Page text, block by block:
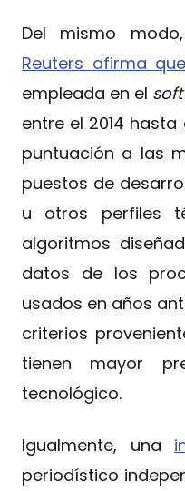
Del mismo modo,
Reuters afirma que
empleada en el
entre el 2014 hasta
puntuación a las
puestos de
u otros perfiles
algoritmos
datos de los
usados en años
criterios
tienen mayor
tecnológico.
Igualmente, una
periodístico